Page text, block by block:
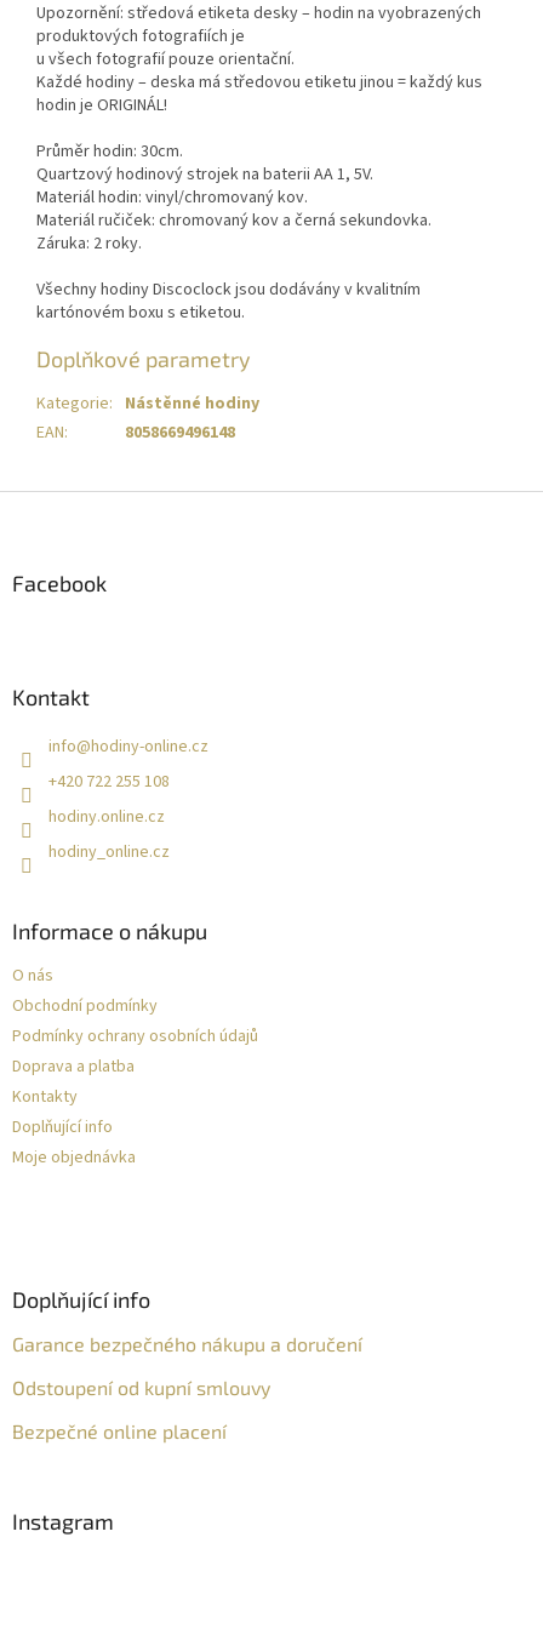
Upozornění: středová etiketa desky – hodin na vyobrazených
produktových fotografiích je
u všech fotografií pouze orientační.
Každé hodiny – deska má středovou etiketu jinou = každý kus
hodin je ORIGINÁL!
Průměr hodin: 30cm.
Quartzový hodinový strojek na baterii AA 1, 5V.
Materiál hodin: vinyl/chromovaný kov.
Materiál ručiček: chromovaný kov a černá sekundovka.
Záruka: 2 roky.
Všechny hodiny Discoclock jsou dodávány v kvalitním
kartónovém boxu s etiketou.
Doplňkové parametry
Kategorie: Nástěnné hodiny
EAN: 8058669496148
Facebook
Kontakt
info@hodiny-online.cz
+420 722 255 108
hodiny.online.cz
hodiny_online.cz
Informace o nákupu
O nás
Obchodní podmínky
Podmínky ochrany osobních údajů
Doprava a platba
Kontakty
Doplňující info
Moje objednávka
Doplňující info
Garance bezpečného nákupu a doručení
Odstoupení od kupní smlouvy
Bezpečné online placení
Instagram